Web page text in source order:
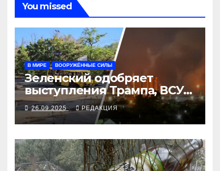
You missed
В МИРЕ ВООРУЖЁННЫЕ СИЛЫ
Зеленский одобряет
выступления Трампа, ВСУ
закрыли Добропольский
рубеж
26.09.2025 РЕДАКЦИЯ